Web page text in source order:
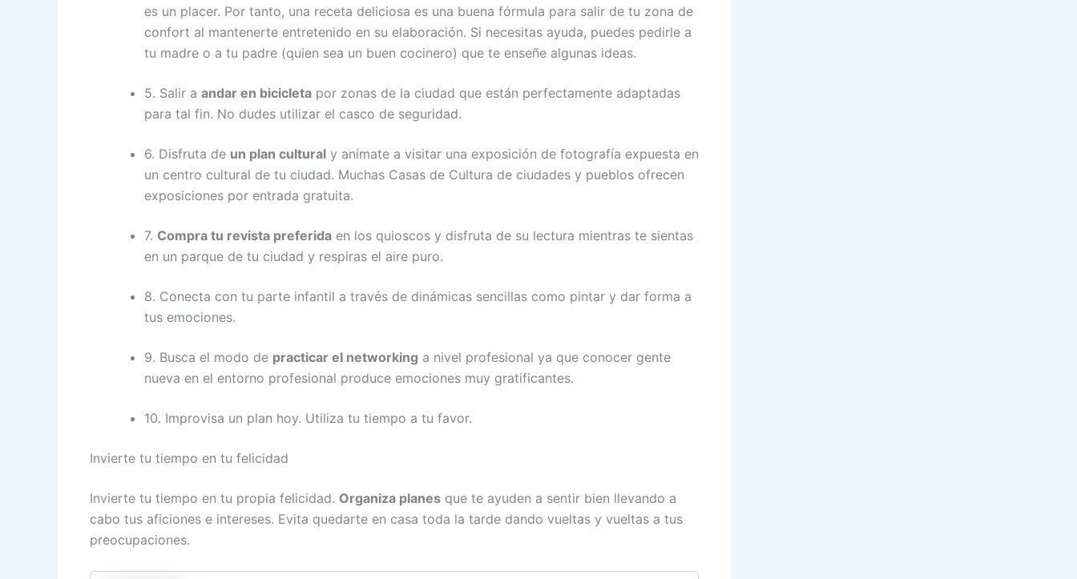
es un placer. Por tanto, una receta deliciosa es una buena fórmula para salir de tu zona de
confort al mantenerte entretenido en su elaboración. Si necesitas ayuda, puedes pedirle a
tu madre o a tu padre (quien sea un buen cocinero) que te enseñe algunas ideas.
5. Salir a andar en bicicleta por zonas de la ciudad que están perfectamente adaptadas
para tal fin. No dudes utilizar el casco de seguridad.
6. Disfruta de un plan cultural y anímate a visitar una exposición de fotografía expuesta en
un centro cultural de tu ciudad. Muchas Casas de Cultura de ciudades y pueblos ofrecen
exposiciones por entrada gratuita.
7. Compra tu revista preferida en los quioscos y disfruta de su lectura mientras te sientas
en un parque de tu ciudad y respiras el aire puro.
8. Conecta con tu parte infantil a través de dinámicas sencillas como pintar y dar forma a
tus emociones.
9. Busca el modo de practicar el networking a nivel profesional ya que conocer gente
nueva en el entorno profesional produce emociones muy gratificantes.
10. Improvisa un plan hoy. Utiliza tu tiempo a tu favor.
Invierte tu tiempo en tu felicidad
Invierte tu tiempo en tu propia felicidad. Organiza planes que te ayuden a sentir bien llevando a
cabo tus aficiones e intereses. Evita quedarte en casa toda la tarde dando vueltas y vueltas a tus
preocupaciones.